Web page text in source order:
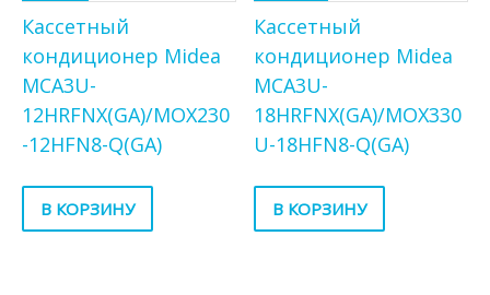
Кассетный
кондиционер Midea
MCA3U-
12HRFNX(GA)/MOX230
-12HFN8-Q(GA)
В КОРЗИНУ
Кассетный
кондиционер Midea
MCA3U-
18HRFNX(GA)/MOX330
U-18HFN8-Q(GA)
В КОРЗИНУ